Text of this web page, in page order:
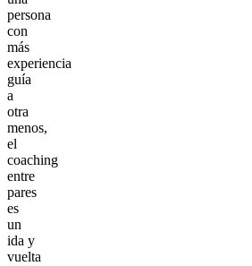
persona
con
más
experiencia
guía
a
otra
menos,
el
coaching
entre
pares
es
un
ida y
vuelta